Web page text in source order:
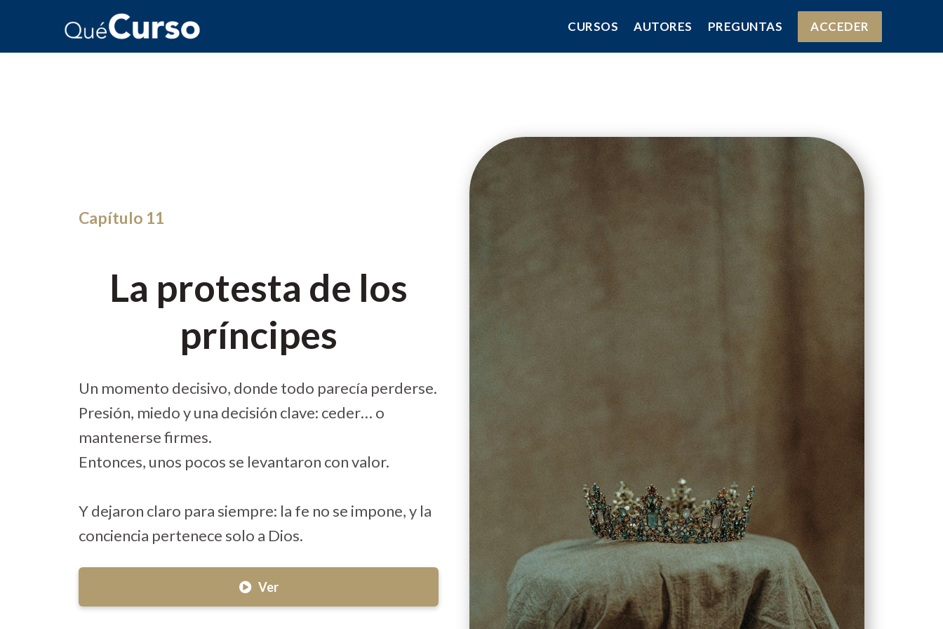
CURSOS AUTORES PREGUNTAS ACCEDER
Capítulo 11
La protesta de los
príncipes
Un momento decisivo, donde todo parecía perderse.
Presión, miedo y una decisión clave: ceder… o
mantenerse firmes.
Entonces, unos pocos se levantaron con valor.
Y dejaron claro para siempre: la fe no se impone, y la
conciencia pertenece solo a Dios.
Ver